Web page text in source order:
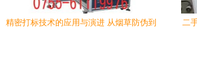
精密打标技术的应用与演进 从烟草防伪到
二